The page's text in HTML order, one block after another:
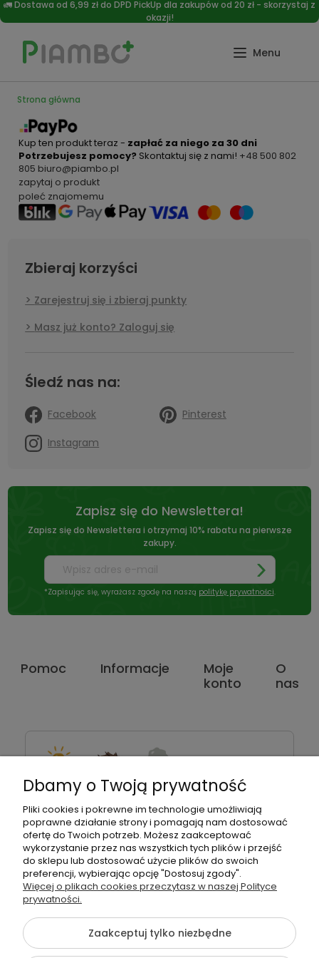
🚛 Dostawa od 6,99 zł do DPD PickUp dla zakupów od 20 zł - skorzystaj z
okazji!
Strona główna
Kup ten produkt teraz - zapłać za niego za 30 dni
Potrzebujesz pomocy? Skontaktuj się z nami! +48 500 802
805 biuro@piambo.pl
zapytaj o produkt
poleć znajomemu
Zbieraj korzyści
Zarejestruj się i zbieraj punkty
Masz już konto? Zaloguj się
Śledź nas na:
Facebook
Pinterest
Instagram
Zapisz się do Newslettera!
Zapisz się do Newslettera i otrzymaj 10% rabatu na pierwsze
zakupy.
*Zapisując się, wyrażasz zgodę na naszą politykę prywatności.
Pomoc Informacje
Moje
konto
O
nas
Pon. – Pt. 07:00 – 15:00
Montanus | Piambo - akcesoria dla dzieci i niemowlaków |
Łętownia 585, 34-242 Łętownia | NIP: 5521713745 | REGON:
122493940 | Email:
©2026 Wszelkie Prawa
Szablon Flex byEcommercy
Dbamy o Twoją prywatność
Pliki cookies i pokrewne im technologie umożliwiają
poprawne działanie strony i pomagają nam dostosować
ofertę do Twoich potrzeb. Możesz zaakceptować
wykorzystanie przez nas wszystkich tych plików i przejść
do sklepu lub dostosować użycie plików do swoich
preferencji, wybierając opcję "Dostosuj zgody".
Więcej o plikach cookies przeczytasz w naszej Polityce
prywatności.
Zaakceptuj tylko niezbędne